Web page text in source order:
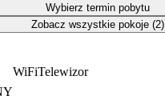
WiFiTelewizor
Wybierz termin pobytu
Zobacz wszystkie pokoje (2)